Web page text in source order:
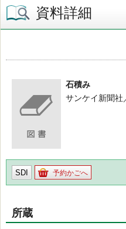
資料詳細
石積み
サンケイ新聞
SDI 予約かごへ
所蔵